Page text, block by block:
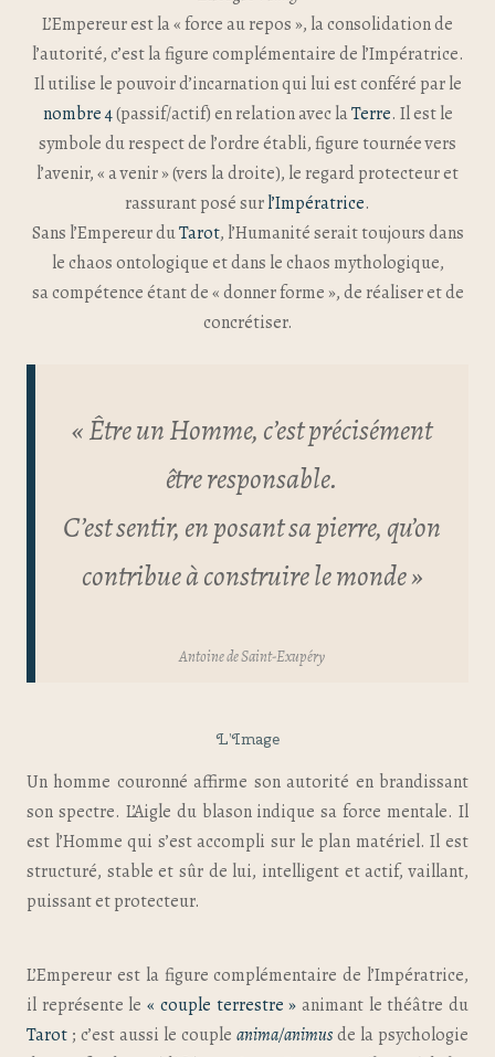
L’Empereur est la « force au repos », la consolidation de
l’autorité, c’est la figure complémentaire de l’Impératrice.
Il utilise le pouvoir d’incarnation qui lui est conféré par le
nombre 4(passif/actif) en relation avec laTerre. Il est le
symbole du respect de l’ordre établi, figure tournée vers
l’avenir, « a venir » (vers la droite), le regard protecteur et
rassurant posé surl’Impératrice.
Sans l’Empereur duTarot, l’Humanité serait toujours dans
le chaos ontologique et dans le chaos mythologique,
sa compétence étant de « donner forme », de réaliser et de
concrétiser.
« Être un Homme, c’est précisément
être responsable.
C’est sentir, en posant sa pierre, qu’on
contribue à construire le monde »
Antoine de Saint-Exupéry
L’Image
Un homme couronné affirme son autorité en brandissant
son spectre. L’Aigle du blason indique sa force mentale. Il
est l’Homme qui s’est accompli sur le plan matériel. Il est
structuré, stable et sûr de lui, intelligent et actif, vaillant,
puissant et protecteur.
L’Empereur est la figure complémentaire de l’Impératrice,
il représente le« couple terrestre » animant le théâtre du
Tarot ; c’est aussi le couple anima/animusde la psychologie